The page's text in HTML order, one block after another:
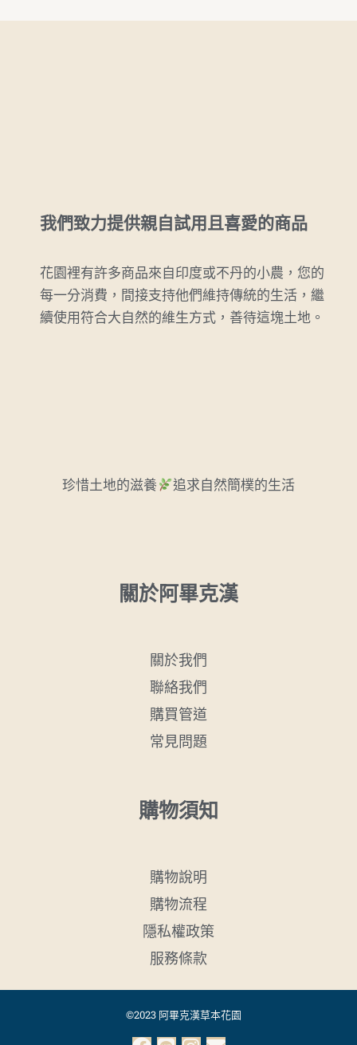
我們致力提供親自試用且喜愛的商品
花園裡有許多商品來自印度或不丹的小農，您的
每一分消費，間接支持他們維持傳統的生活，繼
續使用符合大自然的維生方式，善待這塊土地。
珍惜土地的滋養 追求自然簡樸的生活
關於阿畢克漢
關於我們
聯絡我們
購買管道
常見問題
購物須知
購物說明
購物流程
隱私權政策
服務條款
©2023 阿畢克漢草本花園